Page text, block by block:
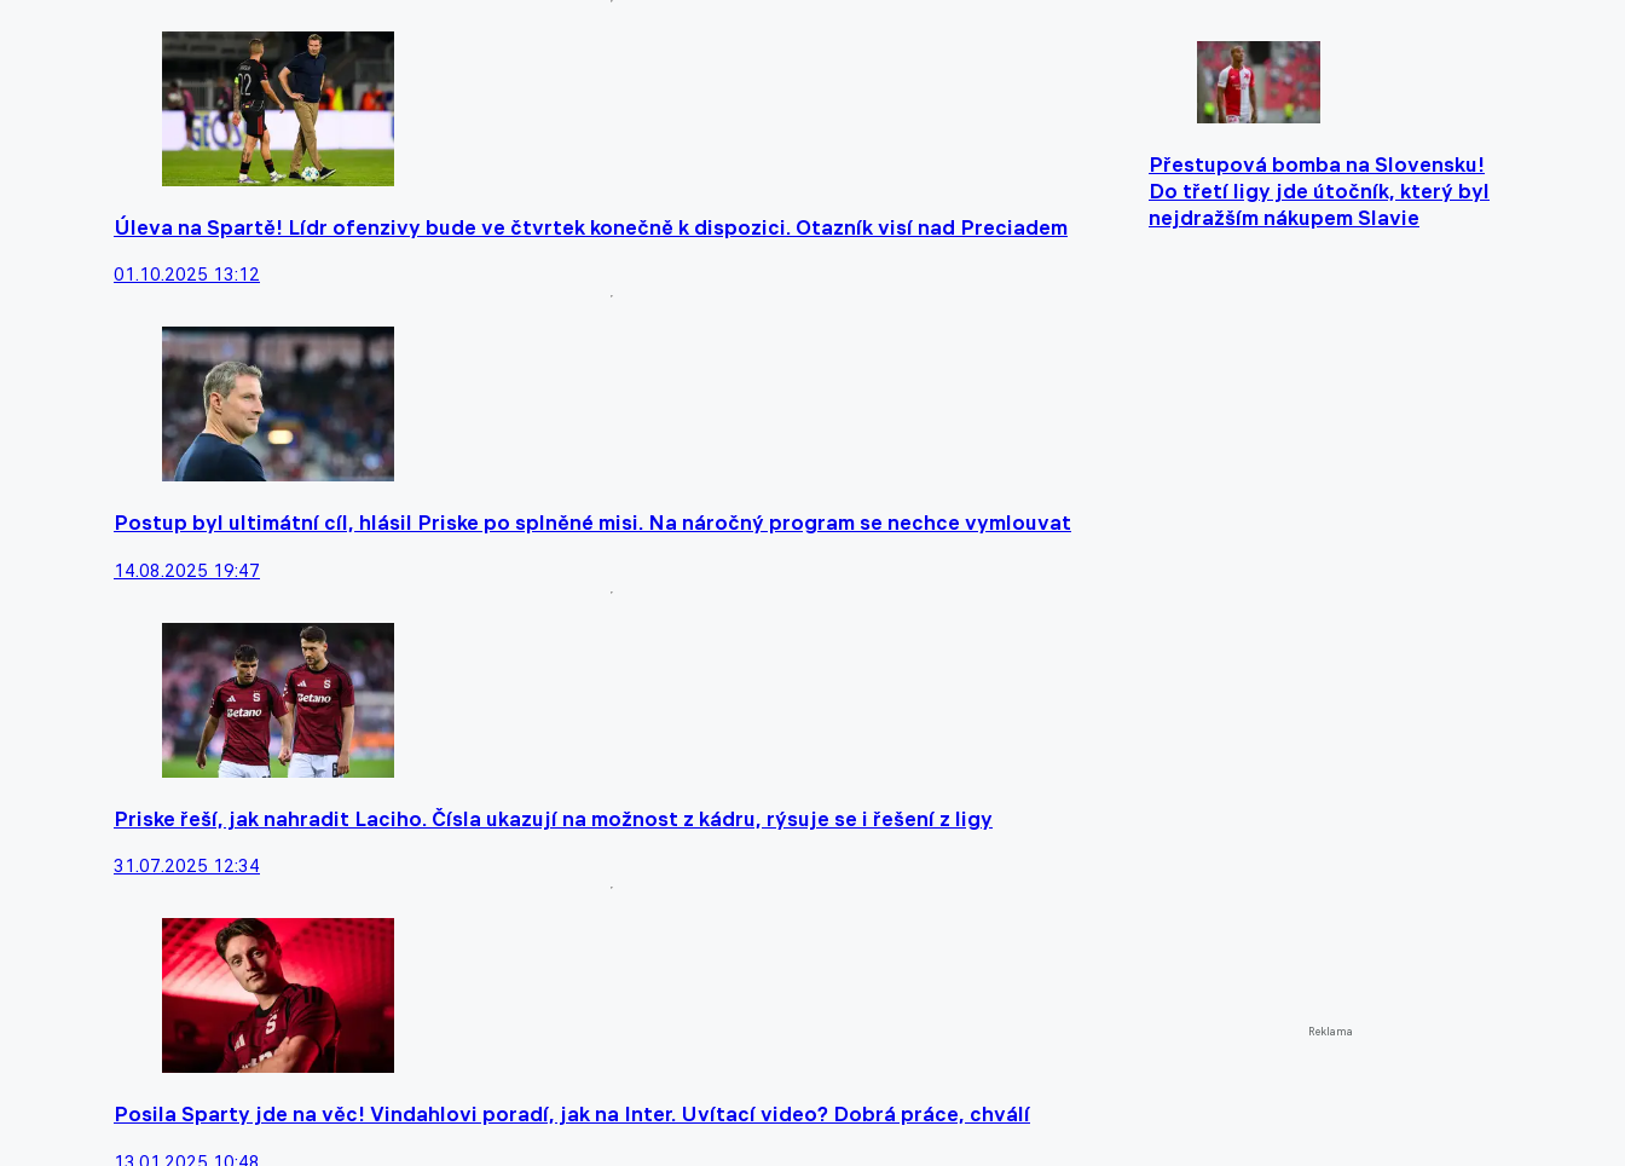
Úleva na Spartě! Lídr ofenzivy bude ve čtvrtek konečně k dispozici. Otazník visí nad Preciadem
01.10.2025 13:12
Postup byl ultimátní cíl, hlásil Priske po splněné misi. Na náročný program se nechce vymlouvat
14.08.2025 19:47
Priske řeší, jak nahradit Laciho. Čísla ukazují na možnost z kádru, rýsuje se i řešení z ligy
31.07.2025 12:34
Posila Sparty jde na věc! Vindahlovi poradí, jak na Inter. Uvítací video? Dobrá práce, chválí
Přestupová bomba na Slovensku!
Do třetí ligy jde útočník, který byl
nejdražším nákupem Slavie
Reklama